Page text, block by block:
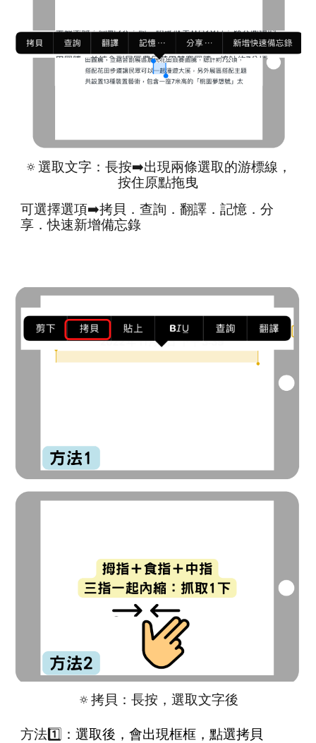
🔅選取文字：長按➡️出現兩條選取的游標線，
按住原點拖曳
可選擇選項➡️拷貝．查詢．翻譯．記憶．分
享．快速新增備忘錄
🔅 拷貝：長按，選取文字後
方法1️⃣ ：選取後，會出現框框，點選拷貝